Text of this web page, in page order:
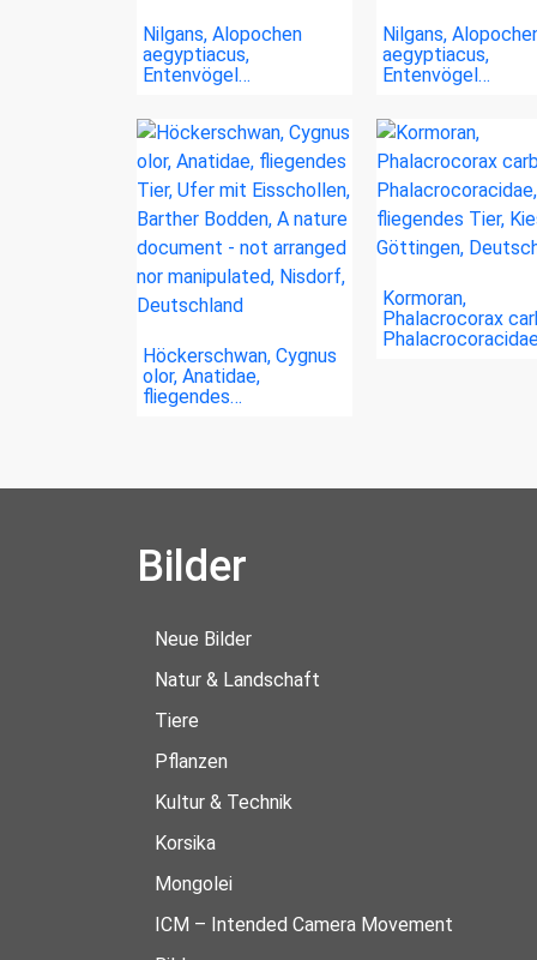
Nilgans, Alopochen
aegyptiacus,
Entenvögel…
Nilgans,
aegyptiacus,
Entenvögel…
Höckerschwan, Cygnus
olor, Anatidae,
fliegendes…
Kormoran,
Phalacrocorax
Bilder
Neue Bilder
Natur & Landschaft
Tiere
Pflanzen
Kultur & Technik
Korsika
Mongolei
ICM – Intended Camera Movement